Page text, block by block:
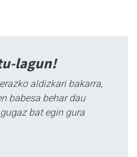
lagun!
aldizkari bakarra,
babesa behar dau
bat egin gura